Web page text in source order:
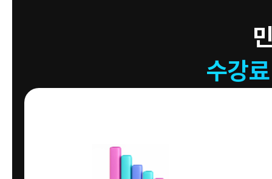
수강